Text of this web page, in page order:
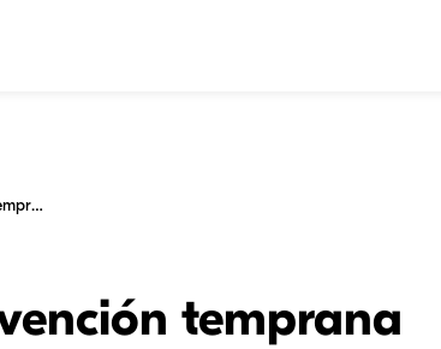
Actividades divertidas de intervención temprana para terapia de lenguaje en casa
temprana